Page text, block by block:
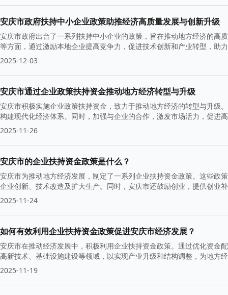
安庆市政府扶持中小企业政策助推经济高质量发展与创新升级
安庆市政府出台了一系列扶持中小企业的政策，旨在推动地方经济的高
等方面，通过激励本地企业提高竞争力，促进技术创新和产业转型，助
2025-12-03
安庆市通过企业政策扶持资金推动地方经济转型与升级
安庆市积极实施企业政策扶持资金，致力于推动地方经济的转型与升级
构建现代化经济体系。同时，加强与企业的合作，激发市场活力，促进
2025-11-26
安庆市的企业扶持资金政策是什么？
安庆市为推动地方经济发展，制定了一系列企业扶持资金政策。这些政
企业创新、技术改造及扩大生产。同时，安庆市还鼓励创业，提供创业
的支撑。
2025-11-24
如何有效利用企业扶持资金政策促进安庆市经济发展？
安庆市在推动经济发展中，积极利用企业扶持资金政策。通过优化资金
高新技术、基础设施建设等领域，以实现产业升级和结构调整，为地方
使用，推动全面发展。
2025-11-19